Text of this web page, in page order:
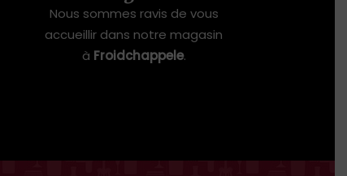
Nous sommes ravis de vous
accueillir dans notre magasin
à Froidchappele.